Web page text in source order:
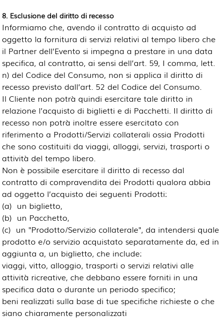
8. Esclusione del diritto di recesso
Informiamo che, avendo il contratto di acquisto ad
oggetto la fornitura di servizi relativi al tempo libero che
il Partner dell’Evento si impegna a prestare in una data
specifica, al contratto, ai sensi dell’art. 59, I comma, lett.
n) del Codice del Consumo, non si applica il diritto di
recesso previsto dall’art. 52 del Codice del Consumo.
Il Cliente non potrà quindi esercitare tale diritto in
relazione l’acquisto di biglietti e di Pacchetti. Il diritto di
recesso non potrà inoltre essere esercitato con
riferimento a Prodotti/Servizi collaterali ossia Prodotti
che sono costituiti da viaggi, alloggi, servizi, trasporti o
attività del tempo libero.
Non è possibile esercitare il diritto di recesso dal
contratto di compravendita dei Prodotti qualora abbia
ad oggetto l’acquisto dei seguenti Prodotti:
(a) un biglietto,
(b) un Pacchetto,
(c) un "Prodotto/Servizio collaterale", da intendersi quale
prodotto e/o servizio acquistato separatamente da, ed in
aggiunta a, un biglietto, che include:
viaggi, vitto, alloggio, trasporti o servizi relativi alle
attività ricreative, che debbano essere forniti in una
specifica data o durante un periodo specifico;
beni realizzati sulla base di tue specifiche richieste o che
siano chiaramente personalizzati